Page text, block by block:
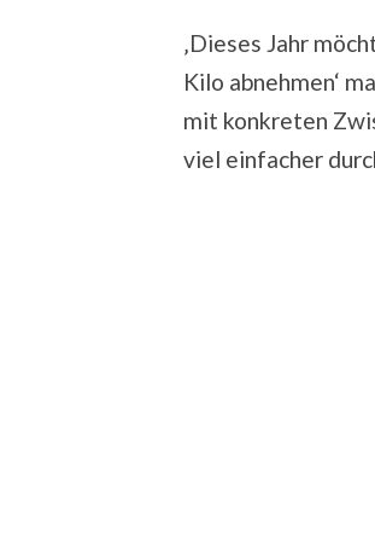
‚Dieses Jahr
Kilo abnehmen‘
mit konkreten
viel einfacher